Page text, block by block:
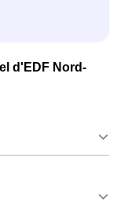
d'EDF Nord-
ou ailleurs. 💡